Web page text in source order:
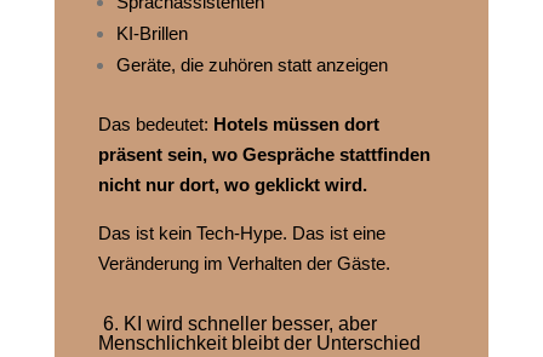
KI‑Brillen
Geräte, die zuhören statt anzeigen
Das bedeutet: Hotels müssen dort
präsent sein, wo Gespräche stattfinden
nicht nur dort, wo geklickt wird.
Das ist kein Tech‑Hype. Das ist eine
Veränderung im Verhalten der Gäste.
6. KI wird schneller besser, aber
Menschlichkeit bleibt der Unterschied